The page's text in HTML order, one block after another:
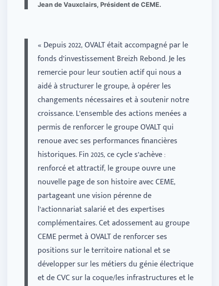
Jean de Vauxclairs, Président de CEME.
« Depuis 2022, OVALT était accompagné par le
fonds d’investissement Breizh Rebond. Je les
remercie pour leur soutien actif qui nous a
aidé à structurer le groupe, à opérer les
changements nécessaires et à soutenir notre
croissance. L’ensemble des actions menées a
permis de renforcer le groupe OVALT qui
renoue avec ses performances financières
historiques. Fin 2025, ce cycle s’achève :
renforcé et attractif, le groupe ouvre une
nouvelle page de son histoire avec CEME,
partageant une vision pérenne de
l’actionnariat salarié et des expertises
complémentaires. Cet adossement au groupe
CEME permet à OVALT de renforcer ses
positions sur le territoire national et se
développer sur les métiers du génie électrique
et de CVC sur la coque/les infrastructures et le